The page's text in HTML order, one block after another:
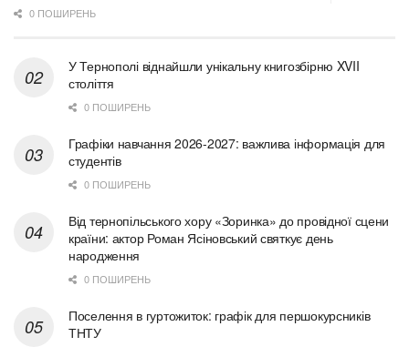
0 ПОШИРЕНЬ
У Тернополі віднайшли унікальну книгозбірню XVII
століття
0 ПОШИРЕНЬ
Графіки навчання 2026-2027: важлива інформація для
студентів
0 ПОШИРЕНЬ
Від тернопільського хору «Зоринка» до провідної сцени
країни: актор Роман Ясіновський святкує день
народження
0 ПОШИРЕНЬ
Поселення в гуртожиток: графік для першокурсників
ТНТУ